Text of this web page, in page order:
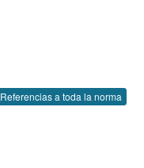
Referencias a toda la norma